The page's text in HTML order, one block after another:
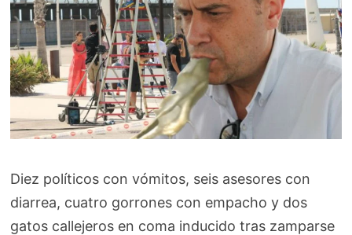
Diez políticos con vómitos, seis asesores con
diarrea, cuatro gorrones con empacho y dos
gatos callejeros en coma inducido tras zamparse